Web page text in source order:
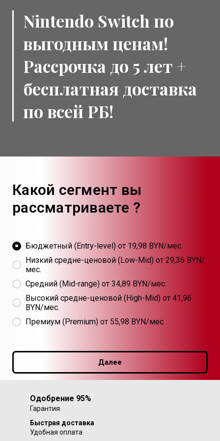
Nintendo Switch по
выгодным ценам!
Рассрочка до 5 лет +
бесплатная доставка
по всей РБ!
Какой сегмент вы
рассматриваете ?
Бюджетный (Entry-level) от 19,98 BYN/мес.
Низкий средне-ценовой (Low-Mid) от 29,36 BYN/
мес.
Средний (Mid-range) от 34,89 BYN/мес.
Высокий средне-ценовой (High-Mid) от 41,96
BYN/мес.
Премиум (Premium) от 55,98 BYN/мес.
Далее
Одобрение 95%
Гарантия
Быстрая доставка
Удобная оплата